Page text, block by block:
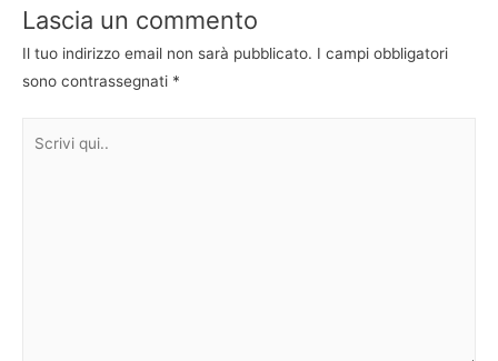
Lascia un commento
Il tuo indirizzo email non sarà pubblicato. I campi obbligatori
sono contrassegnati *